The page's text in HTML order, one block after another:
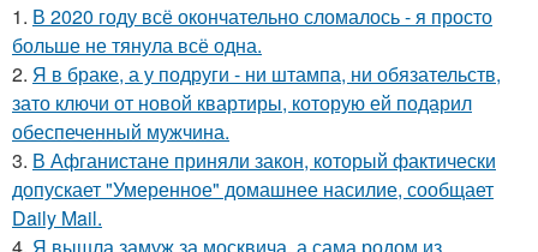
1. В 2020 году всё окончательно сломалось - я просто
больше не тянула всё одна.
2. Я в браке, а у подруги - ни штампа, ни обязательств,
зато ключи от новой квартиры, которую ей подарил
обеспеченный мужчина.
3. В Афганистане приняли закон, который фактически
допускает "Умеренное" домашнее насилие, сообщает
Daily Mail.
4. Я вышла замуж за москвича, а сама родом из